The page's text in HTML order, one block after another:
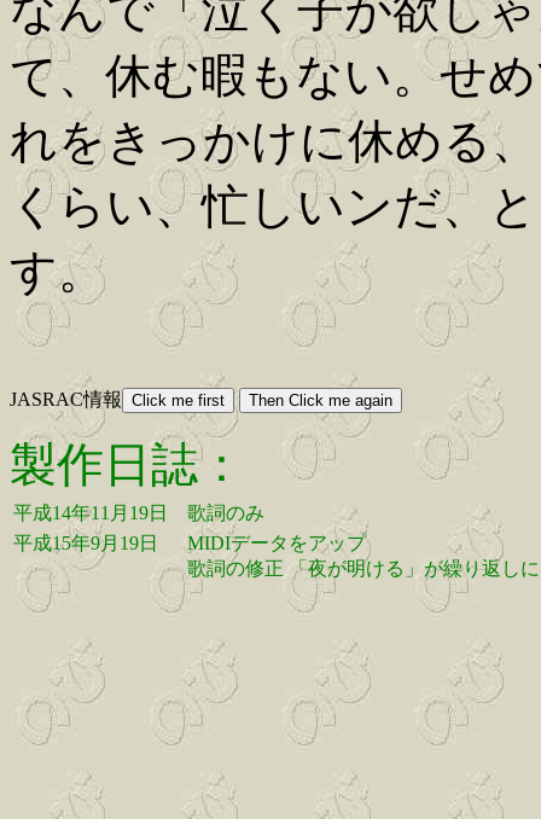
なんで「泣く子が欲し
て、休む暇もない。せ
れをきっかけに休める
くらい、忙しいンだ、
す。
JASRAC情報
製作日誌：
平成14年11月19日
歌詞のみ
平成15年9月19日
MIDIデータをアップ
歌詞の修正 「夜が明ける」が繰り返しに